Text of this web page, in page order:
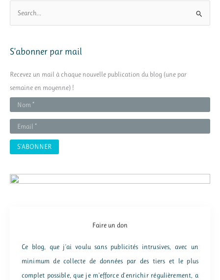
h
r
c
h
e
:
S’abonner par mail
Recevez un mail à chaque nouvelle publication du blog (une par
semaine en moyenne) !
Faire un don
Ce blog, que j'ai voulu sans publicités intrusives, avec un
minimum de collecte de données par des tiers et le plus
complet possible, que je m'efforce d'enrichir régulièrement, a